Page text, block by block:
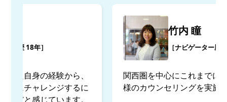
［ナビゲーター歴 18年］
関西圏を中心にこれまでに約15,000名のお客
様のカウンセリングを実施。